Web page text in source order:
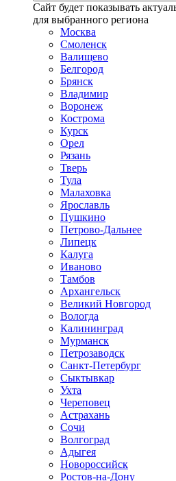
Сайт будет показывать
для выбранного региона
Москва
Смоленск
Валищево
Белгород
Брянск
Владимир
Воронеж
Кострома
Курск
Орел
Рязань
Тверь
Тула
Малаховка
Ярославль
Пушкино
Петрово-Дальнее
Липецк
Калуга
Иваново
Тамбов
Архангельск
Великий Новгород
Вологда
Калининград
Мурманск
Петрозаводск
Санкт-Петербург
Сыктывкар
Ухта
Череповец
Астрахань
Сочи
Волгоград
Адыгея
Новороссийск
Ростов-на-Дону